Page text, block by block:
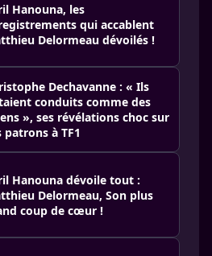
Hanouna, les
qui accablent
Delormeau dévoilés !
Dechavanne : « Ils
conduits comme des
», ses révélations choc sur
patrons à TF1
Hanouna dévoile tout :
Delormeau, Son plus
coup de cœur !